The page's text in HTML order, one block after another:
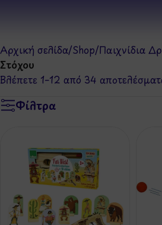
Αρχική σελίδα/Shop/Παιχνίδια
Στόχου
Βλέπετε 1–12 από 34
Φίλτρα